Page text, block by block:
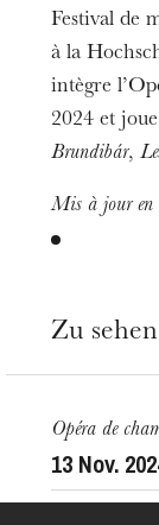
Festival de
à la
intègre
2024 et
Brundibár,
Mis à jour en
Zu
Opéra de
13 Nov.
Colmar ·